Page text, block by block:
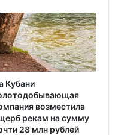
Кубани
возместила
рекам на сумму
28 млн рублей